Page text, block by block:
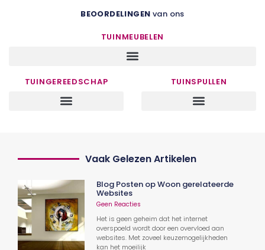
BEOORDELINGEN van ons
TUINMEUBELEN
TUINGEREEDSCHAP TUINSPULLEN
Vaak Gelezen Artikelen
Blog Posten op Woon gerelateerde
Websites
Geen Reacties
Het is geen geheim dat het internet
overspoeld wordt door een overvloed aan
websites. Met zoveel keuzemogelijkheden
kan het moeilijk